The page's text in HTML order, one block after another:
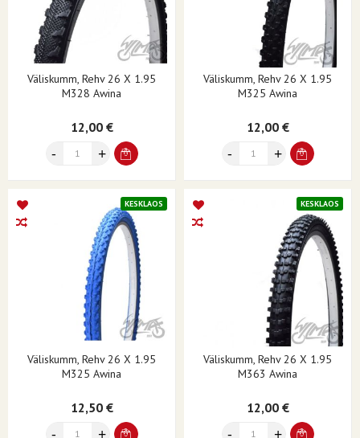
Väliskumm, Rehv 26 X 1.95
M328 Awina
12,00 €
Väliskumm, Rehv 26 X 1.95
M325 Awina
12,00 €
KESKLAOS
Väliskumm, Rehv 26 X 1.95
M325 Awina
12,50 €
KESKLAOS
Väliskumm, Rehv 26 X 1.95
M363 Awina
12,00 €